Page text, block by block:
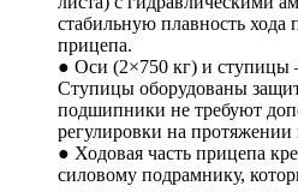
стабильную плавность хода
прицепа.
● Оси (2×750 кг) и
Ступицы оборудованы
подшипники не требуют
регулировки на протяжении
● Ходовая часть прицепа
силовому подрамнику,